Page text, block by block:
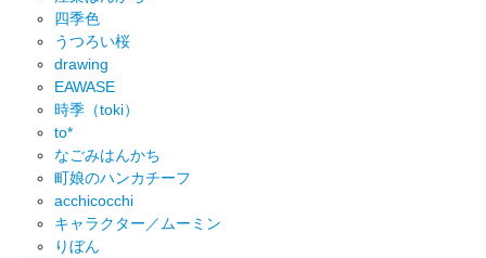
四季色
うつろい桜
drawing
EAWASE
時季（toki）
to*
なごみはんかち
町娘のハンカチーフ
acchicocchi
キャラクター／ムーミン
りぼん